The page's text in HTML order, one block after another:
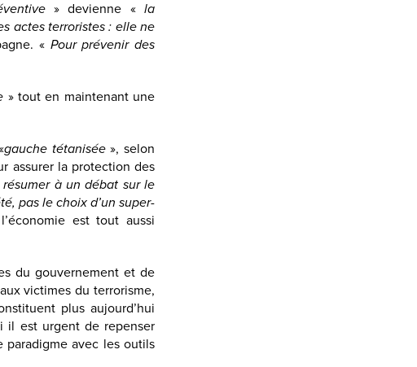
» devienne «la
actes terroristes : elle ne
« Pour prévenir des
» tout en maintenant une
gauche tétanisée», selon
assurer la protection des
à un débat sur le
pas le choix d’un super-
est tout aussi
du gouvernement et de
victimes du terrorisme,
plus aujourd’hui
il est urgent de repenser
paradigme avec les outils